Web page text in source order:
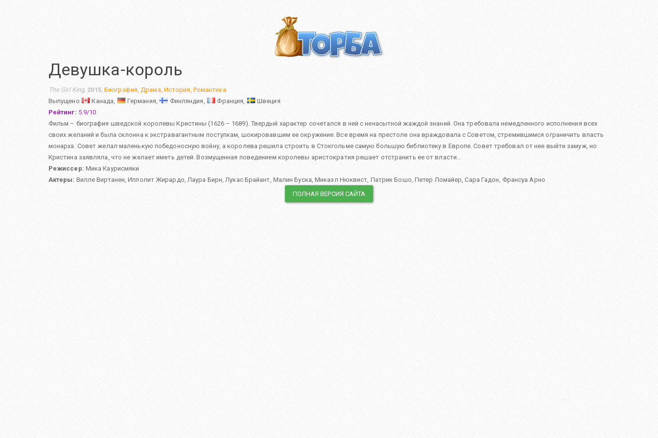
Девушка-король
The Girl King, 2015, Биография,Драма, История, Романтика
Выпущено
Канада, Германия, Финляндия, Франция,
Швеция
Рейтинг: 5.9/10
Фильм – биография шведской королевы Кристины (1626 – 1689). Твердый характер сочетался в ней с ненасытной жаждой знаний. Она требовала немедленного исполнения всех
своих желаний и была склонна к экстравагантным поступкам, шокировавшим ее окружение. Все время на престоле она враждовала с Советом, стремившимся ограничить власть
монарха. Совет желал маленькую победоносную войну, а королева решила строить в Стокгольме самую большую библиотеку в Европе. Совет требовал от нее выйти замуж, но
Кристина заявляла, что не желает иметь детей. Возмущенная поведением королевы аристократия решает отстранить ее от власти…
Режиссер: Мика Каурисмяки
Актеры: Вилле Виртанен,Ипполит Жирардо, Лаура Бирн,Лукас Брайант, Малин Буска,Микаэл Нюквист, Патрик Бошо, Петер Ломайер,Сара Гадон, Франсуа Арно
ПОЛНАЯ ВЕРСИЯ САЙТА